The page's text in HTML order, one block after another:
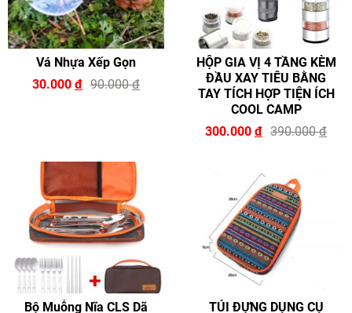
Vá Nhựa Xếp Gọn
30.000 đ 90.000đ
HỘP GIA VỊ 4 TẦNG KÈM
ĐẦU XAY TIÊU BẰNG
TAY TÍCH HỢP TIỆN ÍCH
COOL CAMP
300.000 đ 390.000đ
Bộ Muỗng Nĩa CLS Dã TÚI ĐỰNG DỤNG CỤ